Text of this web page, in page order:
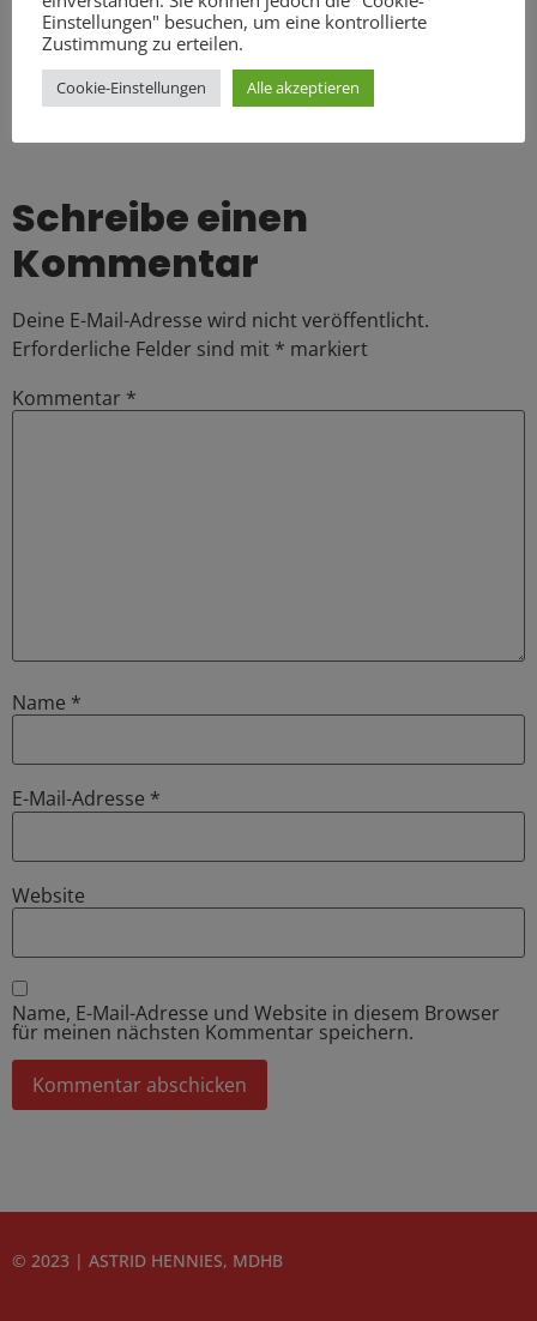
Zusammenkommen sein. Die Säule soll somit ein
Symbol sowie ein Ort für mehr Miteinander sein. Weitere
Informationen zur „Säule der Verbundenheit“ finden Sie
auf derSeitedes Künstlers.
Schreibe einen
Kommentar
Deine E-Mail-Adresse wird nicht veröffentlicht.
Erforderliche Felder sind mit * markiert
Kommentar *
Name *
E-Mail-Adresse *
Website
Name, E-Mail-Adresse und Website in diesem Browser
für meinen nächsten Kommentar speichern.
© 2023 | ASTRID HENNIES, MDHB
Einstellungen" besuchen, um eine kontrollierte
Zustimmung zu erteilen.
Cookie-Einstellungen Alle akzeptieren